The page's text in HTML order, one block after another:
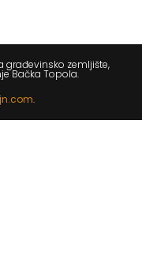
zemljište,
Bačka Topola.
.